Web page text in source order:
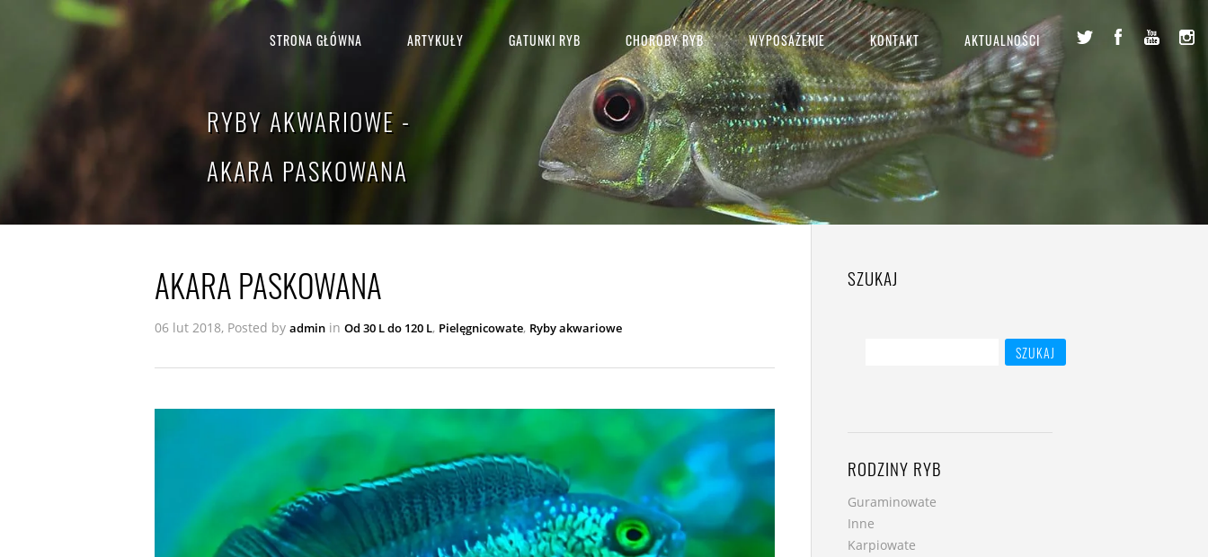
STRONA GŁÓWNA ARTYKUŁY GATUNKI RYB CHOROBY RYB WYPOSAŻENIE KONTAKT AKTUALNOŚCI
RYBY AKWARIOWE -
AKARA PASKOWANA
AKARA PASKOWANA
06 lut 2018, Posted by admin in Od 30 L do 120 L, Pielęgnicowate, Ryby akwariowe
SZUKAJ
RODZINY RYB
Guraminowate
Inne
Karpiowate